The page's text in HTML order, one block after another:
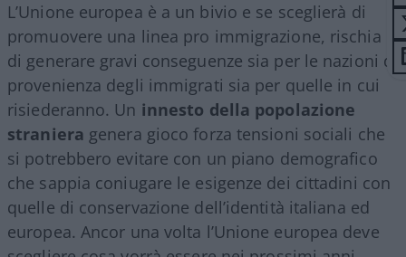
L’Unione europea è a un bivio e se sceglierà di
promuovere una linea pro immigrazione, rischia
di generare gravi conseguenze sia per le nazioni di
provenienza degli immigrati sia per quelle in cui
risiederanno. Un innesto della popolazione
straniera genera gioco forza tensioni sociali che
si potrebbero evitare con un piano demografico
che sappia coniugare le esigenze dei cittadini con
quelle di conservazione dell’identità italiana ed
europea. Ancor una volta l’Unione europea deve